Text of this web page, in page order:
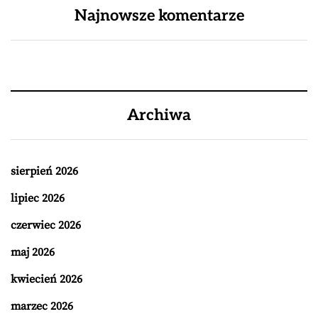
Najnowsze komentarze
Archiwa
sierpień 2026
lipiec 2026
czerwiec 2026
maj 2026
kwiecień 2026
marzec 2026